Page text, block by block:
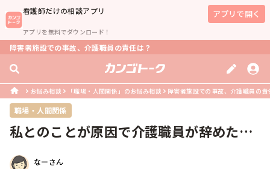
看護師だけの相談アプリ
アプリを無料でダウンロード！
アプリで開く
障害者施設での事故、介護職員の責任は？
お悩み相談 「職場・人間関係」のお悩み相談 障害者施設での事故、介護職員の責
職場・人間関係
私とのことが原因で介護職員が辞めたい
なーさん